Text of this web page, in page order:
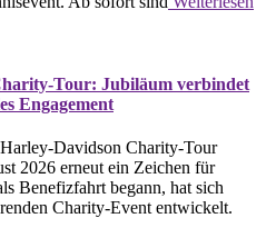
Tour: Jubiläum verbindet
Engagement
Davidson Charity-Tour
2026 erneut ein Zeichen für
Benefizfahrt begann, hat sich
Charity-Event entwickelt.